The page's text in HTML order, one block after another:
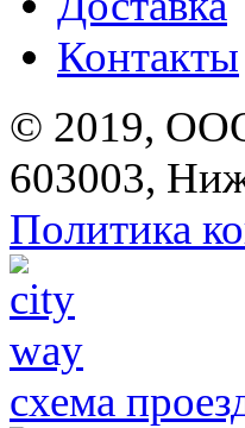
Контакты
© 2019,
603003,
Политика
схема